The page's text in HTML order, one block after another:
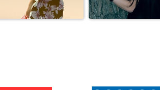
Персоны Персоны